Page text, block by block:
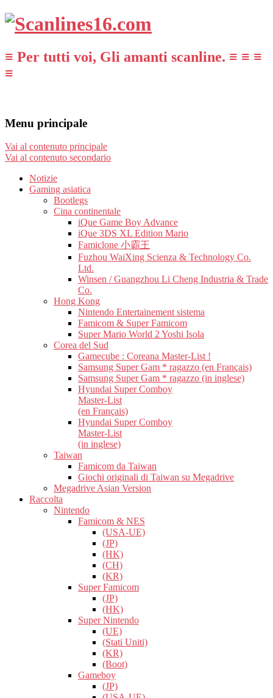
≡ Per tutti voi, Gli amanti scanline. ≡ ≡ ≡
≡
Menu principale
Vai al contenuto principale
Vai al contenuto secondario
Notizie
Gaming asiatica
Bootlegs
Cina continentale
iQue Game Boy Advance
iQue 3DS XL Edition Mario
Famiclone 小霸王
Fuzhou WaiXing Scienza & Technology Co.
Ltd.
Winsen / Guangzhou Li Cheng Industria & Trade
Co.
Hong Kong
Nintendo Entertainement sistema
Famicom & Super Famicom
Super Mario World 2 Yoshi Isola
Corea del Sud
Gamecube : Coreana Master-List !
Samsung Super Gam * ragazzo (en Français)
Samsung Super Gam * ragazzo (in inglese)
Hyundai Super Comboy
Master-List
(en Français)
Hyundai Super Comboy
Master-List
(in inglese)
Taiwan
Famicom da Taiwan
Giochi originali di Taiwan su Megadrive
Megadrive Asian Version
Raccolta
Nintendo
Famicom & NES
(USA-UE)
(JP)
(HK)
(CH)
(KR)
Super Famicom
(JP)
(HK)
Super Nintendo
(UE)
(Stati Uniti)
(KR)
(Boot)
Gameboy
(JP)